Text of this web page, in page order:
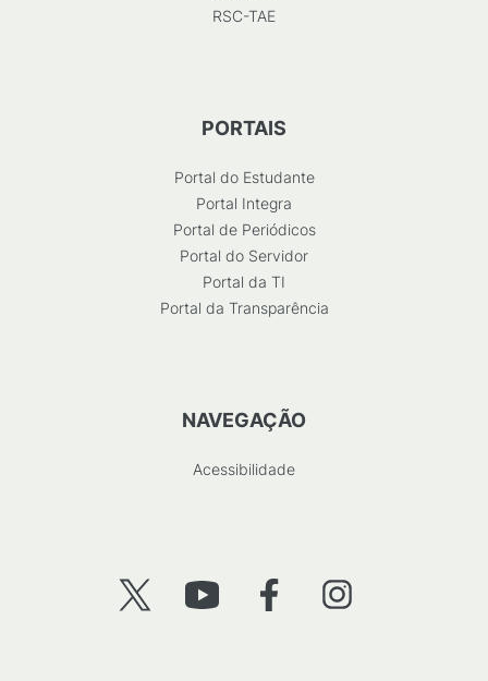
RSC-TAE
PORTAIS
Portal do Estudante
Portal Integra
Portal de Periódicos
Portal do Servidor
Portal da TI
Portal da Transparência
NAVEGAÇÃO
Acessibilidade